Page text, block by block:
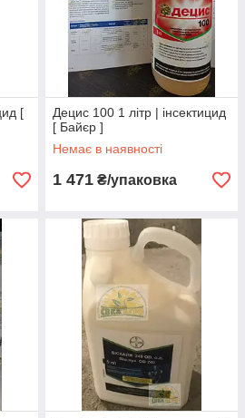
[
Децис 100 1 літр | інсектицид
[ Байєр ]
Немає в наявності
1 471 ₴/упаковка